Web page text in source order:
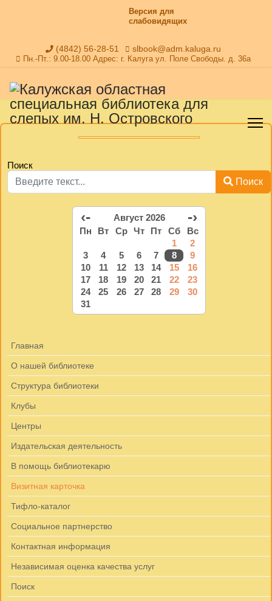
Версия для
слабовидящих
(4842) 56-28-51 slbook@adm.kaluga.ru
Пн.-Пт.: 9.00-18.00 Адрес: г. Калуга ул. Поле Свободы. д. 36а
Поиск
Поиск
‹- Август 2026 -›
Пн Вт Ср Чт Пт Сб
Вс
1
2
3
4 5 6 7 8
9
10
11 12 13 14 15
16
17
18 19 20 21 22
23
24
25 26 27 28 29
30
31
Главная
О нашей библиотеке
Структура библиотеки
Клубы
Центры
Издательская деятельность
В помощь библиотекарю
Визитная карточка
Тифло-каталог
Социальное партнерство
Контактная информация
Независимая оценка качества услуг
Поиск